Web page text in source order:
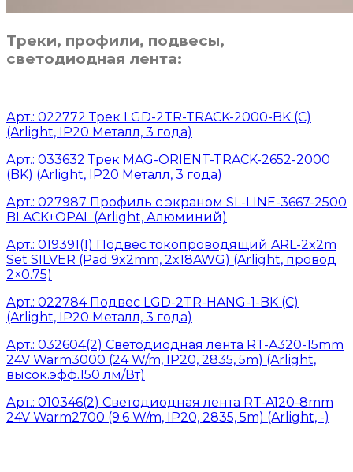
Треки, профили, подвесы,
светодиодная лента:
Арт.: 022772 Трек LGD-2TR-TRACK-2000-BK (C)
(Arlight, IP20 Металл, 3 года)
Арт.: 033632 Трек MAG-ORIENT-TRACK-2652-2000
(BK) (Arlight, IP20 Металл, 3 года)
Арт.: 027987 Профиль с экраном SL-LINE-3667-2500
BLACK+OPAL (Arlight, Алюминий)
Арт.: 019391(1) Подвес токопроводящий ARL-2x2m
Set SILVER (Pad 9x2mm, 2x18AWG) (Arlight, провод
2×0.75)
Арт.: 022784 Подвес LGD-2TR-HANG-1-BK (C)
(Arlight, IP20 Металл, 3 года)
Арт.: 032604(2) Светодиодная лента RT-A320-15mm
24V Warm3000 (24 W/m, IP20, 2835, 5m) (Arlight,
высок.эфф.150 лм/Вт)
Арт.: 010346(2) Светодиодная лента RT-A120-8mm
24V Warm2700 (9.6 W/m, IP20, 2835, 5m) (Arlight, -)